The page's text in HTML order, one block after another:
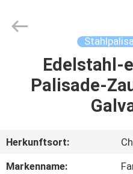
HAUS
ÜBER
UNS
Co.,Ltd.
Edelstahl-
Palisade-
Herkunftsort:
Markenname: